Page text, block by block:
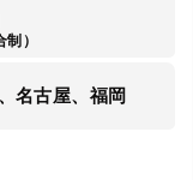
）
名古屋、福岡